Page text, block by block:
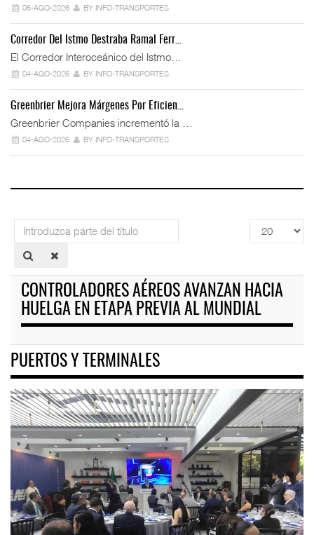
05-AGO-2026 BY INFO-TRANSPORTES
Corredor Del Istmo Destraba Ramal Ferr…
El Corredor Interoceánico del Istmo…
04-AGO-2026 BY INFO-TRANSPORTES
Greenbrier Mejora Márgenes Por Eficien…
Greenbrier Companies incrementó la …
04-AGO-2026 BY INFO-TRANSPORTES
Introduzca
parte
del
Cantidad
a
CONTROLADORES AÉREOS AVANZAN HACIA
HUELGA EN ETAPA PREVIA AL MUNDIAL
PUERTOS Y TERMINALES